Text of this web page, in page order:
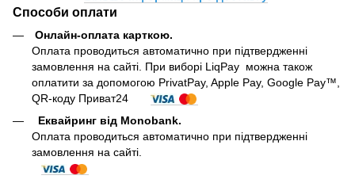
Способи оплати
Онлайн-оплата карткою.
Оплата проводиться автоматично при підтвердженні
замовлення на сайті. При виборі LiqPay можна також
оплатити за допомогою PrivatPay, Apple Pay, Google Pay™,
QR-коду Приват24
Еквайринг від Monobank.
Оплата проводиться автоматично при підтвердженні
замовлення на сайті.